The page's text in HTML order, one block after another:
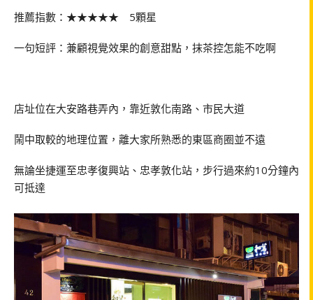
推薦指數：★★★★★ 5顆星
一句短評：兼顧視覺效果的創意甜點，抹茶控怎能不吃啊
店址位在大安路巷弄內，靠近敦化南路、市民大道
鬧中取較的地理位置，離大家所熟悉的東區商圈並不遠
無論坐捷運至忠孝復興站、忠孝敦化站，步行過來約10分鐘內
可抵達